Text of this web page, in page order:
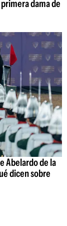
dama de
Abelardo de la
dicen sobre